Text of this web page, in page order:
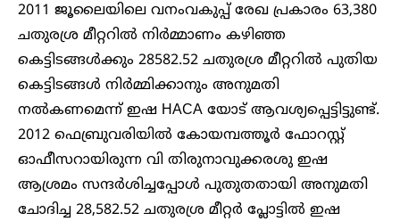
2011 ജൂലൈയിലെ വനംവകുപ്പ് രേഖ പ്രകാരം 63,380
ചതുരശ്ര മീറ്ററിൽ നിർമ്മാണം കഴിഞ്ഞ
കെട്ടിടങ്ങൾക്കും 28582.52 ചതുരശ്ര മീറ്ററിൽ പുതിയ
കെട്ടിടങ്ങൾ നിർമ്മിക്കാനും അനുമതി
നൽകണമെന്ന് ഇഷ HACA യോട് ആവശ്യപ്പെട്ടിട്ടുണ്ട്.
2012 ഫെബ്രുവരിയിൽ കോയമ്പത്തൂർ ഫോറസ്റ്റ്
ഓഫീസറായിരുന്ന വി തിരുനാവുക്കരശു ഇഷ
ആശ്രമം സന്ദർശിച്ചപ്പോൾ പുതുതതായി അനുമതി
ചോദിച്ച 28,582.52 ചതുരശ്ര മീറ്റർ പ്ലോട്ടിൽ ഇഷ